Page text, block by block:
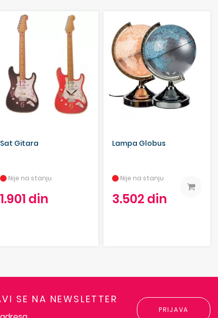
Sat Gitara
Nije na stanju
1.901 din
Lampa Globus
Nije na stanju
3.502 din
SE NA NEWSLETTER
PRIJAVA